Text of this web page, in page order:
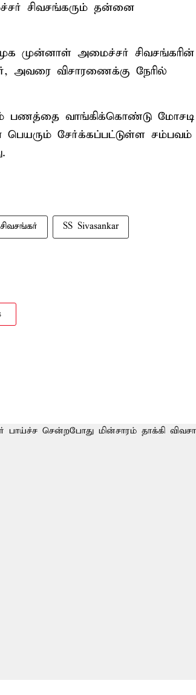
சிவசங்கரும் தன்னை
முன்னாள் அமைச்சர் சிவசங்கரின்
அவரை விசாரணைக்கு நேரில்
பணத்தை வாங்கிக்கொண்டு மோசடி
சேர்க்கப்பட்டுள்ள சம்பவம்
சிவசங்கர் SS Sivasankar